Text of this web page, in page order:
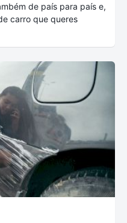
de país para país e,
carro que queres